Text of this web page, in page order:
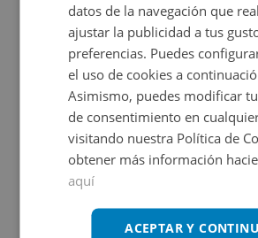
Casa en venta en CL LOS RIOS
Impuestos no incluidos
32.000€
57m2
datos de la navegación que
ajustar la publicidad a tus
preferencias. Puedes
el uso de cookies a
Asimismo, puedes modificar
de consentimiento en
visitando nuestra Política de
obtener más información
aquí
ACEPTAR Y